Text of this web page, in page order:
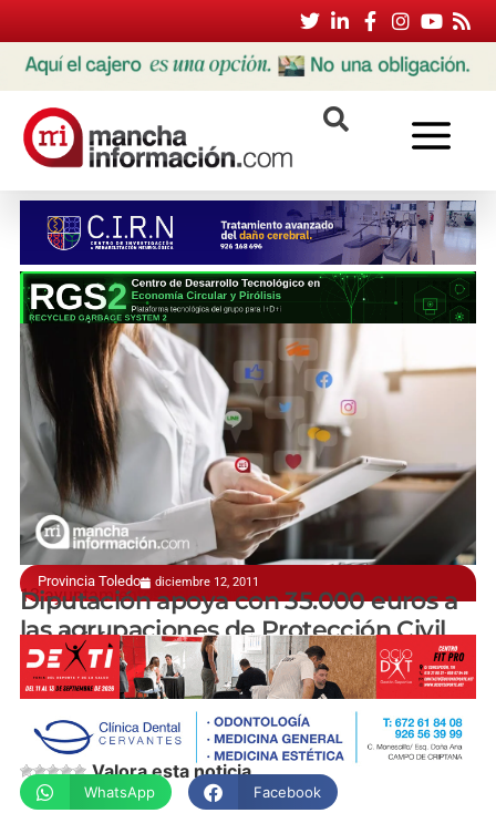
Provincia Toledo diciembre 12, 2011
13 ayuntamientos solicitantes
Diputación apoya con 35.000 euros a
las agrupaciones de Protección Civil
manchainformacion.com
Valora esta noticia
WhatsApp Facebook